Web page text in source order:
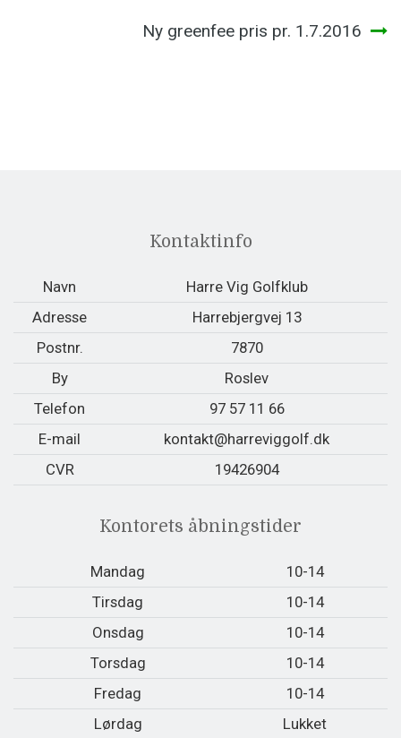
Ny greenfee pris pr. 1.7.2016
Kontaktinfo
Navn
Harre Vig Golfklub
Adresse
Harrebjergvej 13
Postnr.
7870
By
Roslev
Telefon
97 57 11 66
E-mail
kontakt@harreviggolf.dk
CVR
19426904
Kontorets åbningstider
Mandag
10-14
Tirsdag
10-14
Onsdag
10-14
Torsdag
10-14
Fredag
10-14
Lørdag
Lukket